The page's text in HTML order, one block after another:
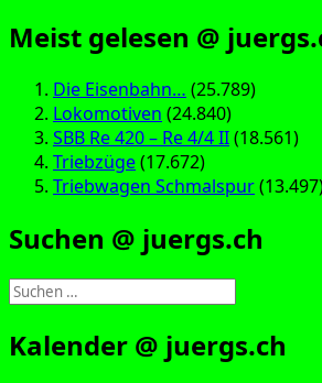
Meist gelesen @
Die Eisenbahn… (25.789)
Lokomotiven (24.840)
SBB Re 420 – Re 4/4 II(18.561)
Triebzüge(17.672)
Triebwagen Schmalspur
Suchen @ juergs.ch
Suchen
nach:
Kalender @ juergs.ch